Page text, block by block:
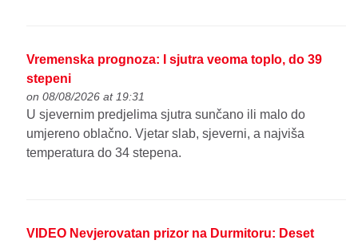
Vremenska prognoza: I sjutra veoma toplo, do 39
stepeni
on 08/08/2026 at 19:31
U sjevernim predjelima sjutra sunčano ili malo do
umjereno oblačno. Vjetar slab, sjeverni, a najviša
temperatura do 34 stepena.
VIDEO Nevjerovatan prizor na Durmitoru: Deset